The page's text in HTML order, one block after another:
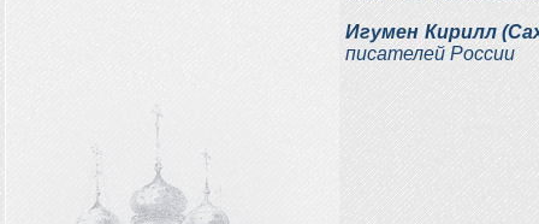
Игумен Кирилл
писателей России